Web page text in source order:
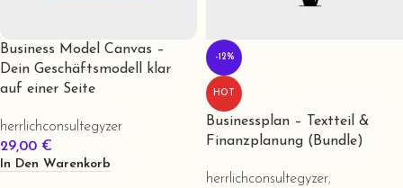
Business Model Canvas –
Dein Geschäftsmodell klar
auf einer Seite
herrlichconsultegyzer
29,00 €
In Den Warenkorb
-12%
HOT
Businessplan – Textteil &
Finanzplanung (Bundle)
herrlichconsultegyzer,